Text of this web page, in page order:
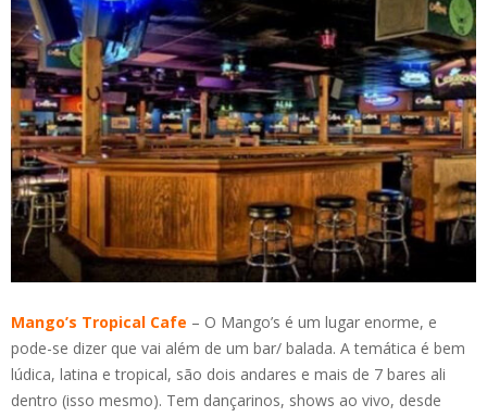
Mango’s Tropical Cafe – O Mango’s é um lugar enorme, e
pode-se dizer que vai além de um bar/ balada. A temática é bem
lúdica, latina e tropical, são dois andares e mais de 7 bares ali
dentro (isso mesmo). Tem dançarinos, shows ao vivo, desde